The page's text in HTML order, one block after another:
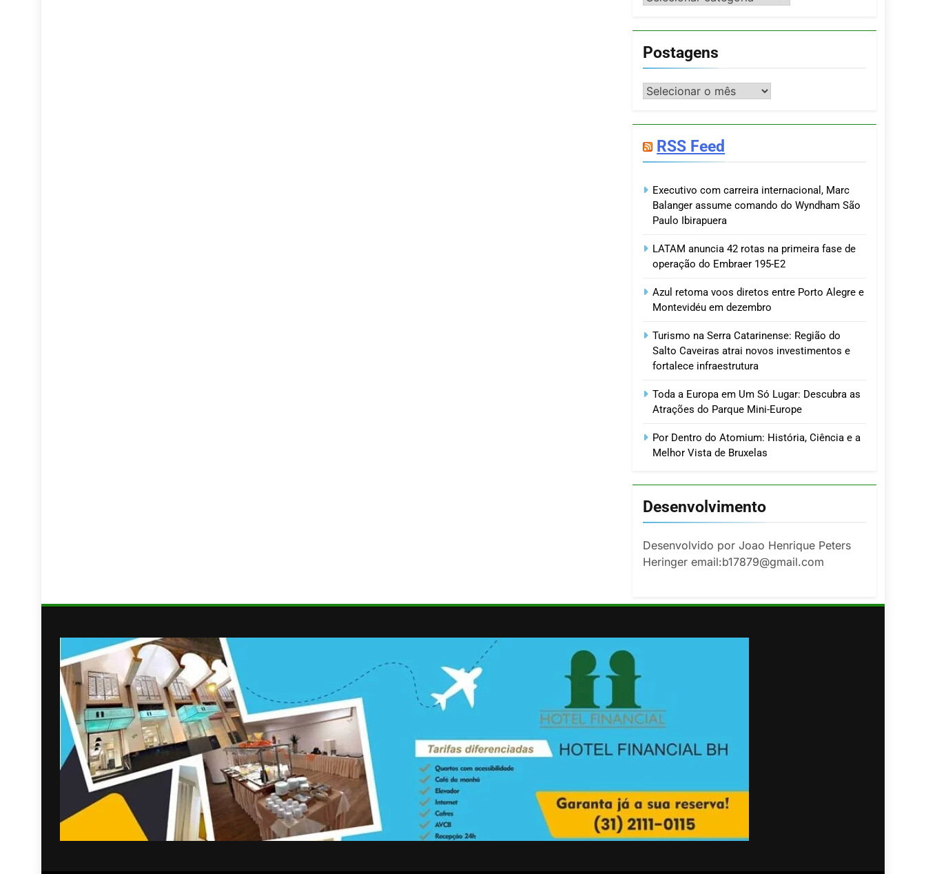
Postagens
Postagens
RSS Feed
Executivo com carreira internacional, Marc
Balanger assume comando do Wyndham São
Paulo Ibirapuera
LATAM anuncia 42 rotas na primeira fase de
operação do Embraer 195-E2
Azul retoma voos diretos entre Porto Alegre e
Montevidéu em dezembro
Turismo na Serra Catarinense: Região do
Salto Caveiras atrai novos investimentos e
fortalece infraestrutura
Toda a Europa em Um Só Lugar: Descubra as
Atrações do Parque Mini-Europe
Por Dentro do Atomium: História, Ciência e a
Melhor Vista de Bruxelas
Desenvolvimento
Desenvolvido por Joao Henrique Peters
Heringer email:b17879@gmail.com